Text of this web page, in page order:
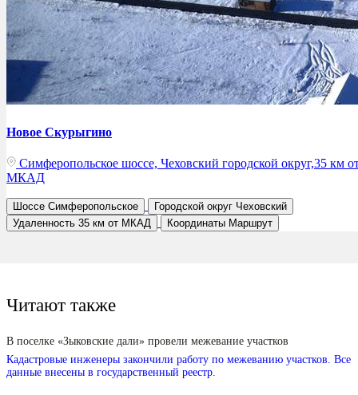
Новое Скурыгино
Симферопольское шоссе, Чеховский городской округ,35 км
МКАД
Шоссе Симферопольское Городской округ Чеховский
Удаленность 35 км от МКАД Координаты Маршрут
Читают также
В поселке «Зыковские дали» провели межевание участков
Кадастровые инженеры закончили работу по межеванию участков. Все
данные внесены в государственный реестр.